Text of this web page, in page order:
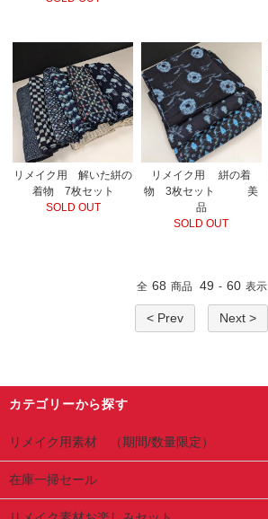
リメイク用 解いた絣の
着物 7枚セット
SOLD OUT
リメイク用 絣の着
物 3枚セット 美
品
SOLD OUT
全 68 商品 49 - 60 表示
< Prev Next >
カテゴリーから探す
リメイク用素材 （期間/数量限定）
在庫一掃セール